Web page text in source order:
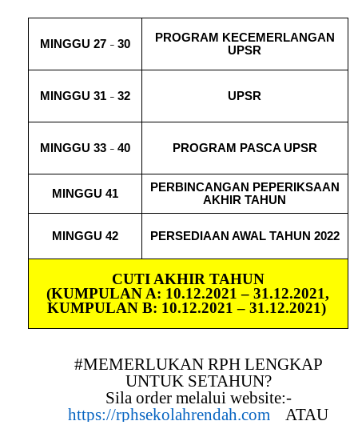
MINGGU 27 –30
PROGRAM KECEMERLANGAN
UPSR
MINGGU 31 –32 UPSR
MINGGU 33 –40 PROGRAM PASCA UPSR
MINGGU 41
PERBINCANGAN PEPERIKSAAN
AKHIR TAHUN
MINGGU 42 PERSEDIAAN AWAL TAHUN 2022
CUTI AKHIR TAHUN
(KUMPULAN A: 10.12.2021 – 31.12.2021,
KUMPULAN B: 10.12.2021 – 31.12.2021)
#MEMERLUKAN RPH LENGKAP
UNTUK SETAHUN?
Sila order melalui website:-
https://rphsekolahrendah.com ATAU